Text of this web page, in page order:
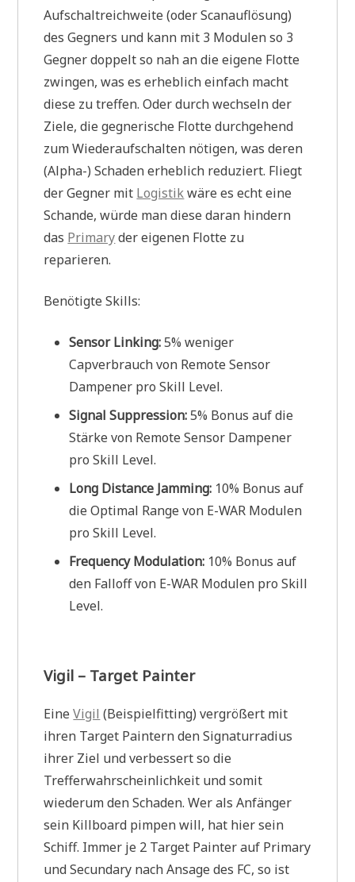
Aufschaltreichweite (oder Scanauflösung)
des Gegners und kann mit 3 Modulen so 3
Gegner doppelt so nah an die eigene Flotte
zwingen, was es erheblich einfach macht
diese zu treffen. Oder durch wechseln der
Ziele, die gegnerische Flotte durchgehend
zum Wiederaufschalten nötigen, was deren
(Alpha-) Schaden erheblich reduziert. Fliegt
der Gegner mit Logistikwäre es echt eine
Schande, würde man diese daran hindern
das Primaryder eigenen Flotte zu
reparieren.
Benötigte Skills:
Sensor Linking:5% weniger
Capverbrauch von Remote Sensor
Dampener pro Skill Level.
Signal Suppression:5% Bonus auf die
Stärke von Remote Sensor Dampener
pro Skill Level.
Long Distance Jamming: 10% Bonus auf
die Optimal Range von E-WAR Modulen
pro Skill Level.
Frequency Modulation: 10% Bonus auf
den Falloff von E-WAR Modulen pro Skill
Level.
Vigil – Target Painter
EineVigil (Beispielfitting) vergrößert mit
ihren Target Paintern den Signaturradius
ihrer Ziel und verbessert so die
Trefferwahrscheinlichkeit und somit
wiederum den Schaden. Wer als Anfänger
sein Killboard pimpen will, hat hier sein
Schiff. Immer je 2 Target Painter auf Primary
und Secundary nach Ansage des FC, so ist